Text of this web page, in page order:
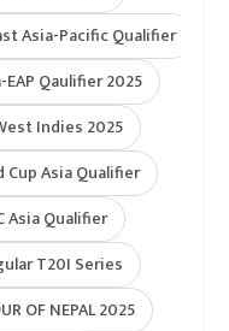
Asia-Pacific Qualifier
EAP Qaulifier 2025
Indies 2025
Cup Asia Qualifier
Asia Qualifier
T20I Series
OF NEPAL 2025